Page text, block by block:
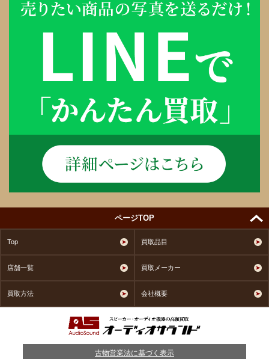
ページTOP
Top 買取品目
店舗一覧 買取メーカー
買取方法 会社概要
古物営業法に基づく表示